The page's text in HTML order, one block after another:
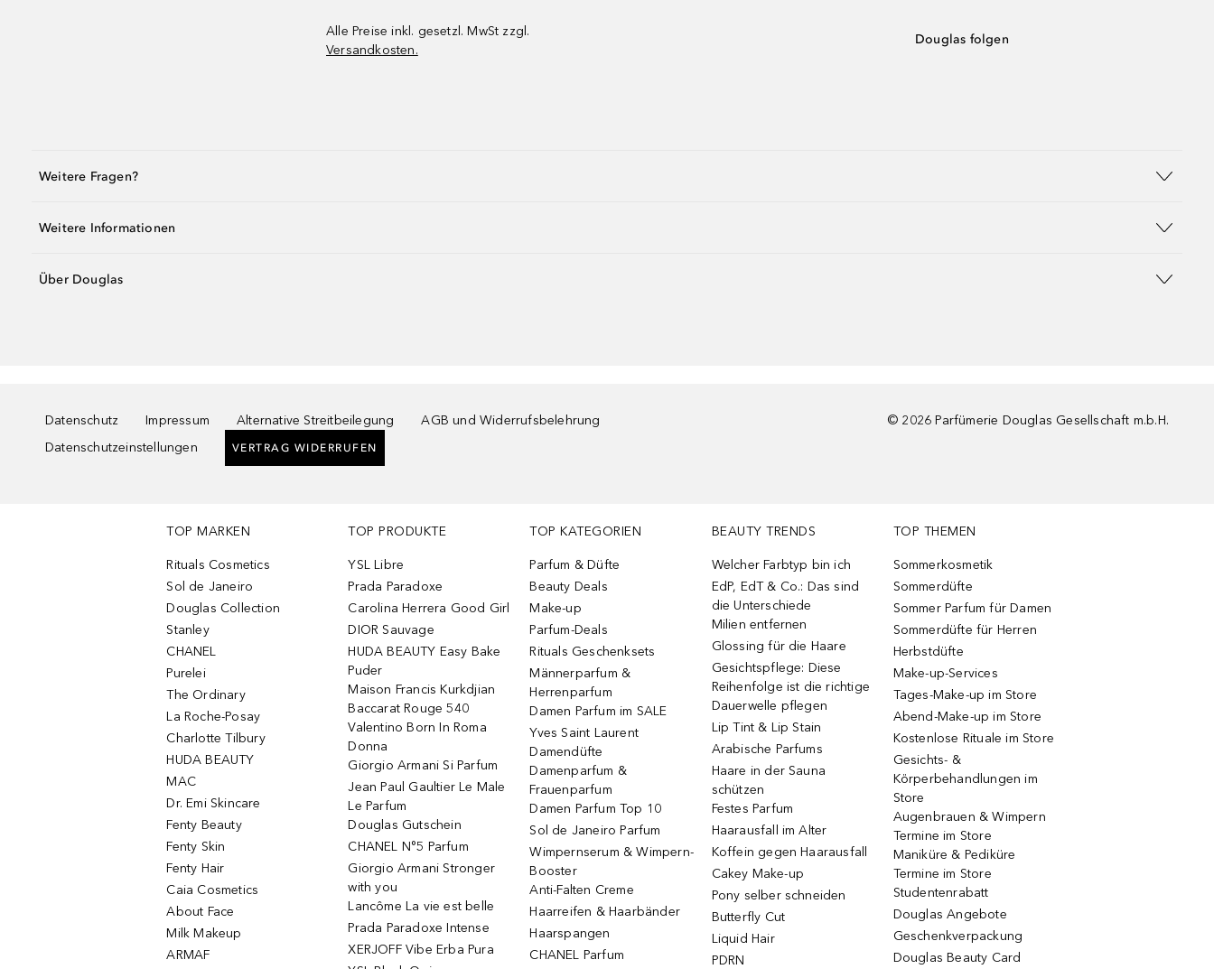
Alle Preise inkl. gesetzl. MwSt zzgl.
Versandkosten.
Douglas folgen
Weitere Fragen?
Weitere Informationen
Über Douglas
Datenschutz Impressum Alternative Streitbeilegung
AGB und Widerrufsbelehrung
Datenschutzeinstellungen
VERTRAG WIDERRUFEN
© 2026 Parfümerie Douglas Gesellschaft m.b.H.
TOP MARKEN
Rituals Cosmetics
Sol de Janeiro
Douglas Collection
Stanley
CHANEL
Purelei
The Ordinary
La Roche-Posay
Charlotte Tilbury
HUDA BEAUTY
MAC
Dr. Emi Skincare
Fenty Beauty
Fenty Skin
Fenty Hair
Caia Cosmetics
About Face
Milk Makeup
ARMAF
TOP PRODUKTE
YSL Libre
Prada Paradoxe
Carolina Herrera Good Girl
DIOR Sauvage
HUDA BEAUTY Easy Bake
Puder
Maison Francis Kurkdjian
Baccarat Rouge 540
Valentino Born In Roma
Donna
Giorgio Armani Si Parfum
Jean Paul Gaultier Le Male
Le Parfum
Douglas Gutschein
CHANEL N°5 Parfum
Giorgio Armani Stronger
with you
Lancôme La vie est belle
Prada Paradoxe Intense
XERJOFF Vibe Erba Pura
TOP KATEGORIEN
Parfum & Düfte
Beauty Deals
Make-up
Parfum-Deals
Rituals Geschenksets
Männerparfum &
Herrenparfum
Damen Parfum im SALE
Yves Saint Laurent
Damendüfte
Damenparfum &
Frauenparfum
Damen Parfum Top 10
Sol de Janeiro Parfum
Wimpernserum & Wimpern-
Booster
Anti-Falten Creme
Haarreifen & Haarbänder
Haarspangen
CHANEL Parfum
BEAUTY TRENDS
Welcher Farbtyp bin ich
EdP, EdT & Co.: Das sind
die Unterschiede
Milien entfernen
Glossing für die Haare
Gesichtspflege: Diese
Reihenfolge ist die richtige
Dauerwelle pflegen
Lip Tint & Lip Stain
Arabische Parfums
Haare in der Sauna
schützen
Festes Parfum
Haarausfall im Alter
Koffein gegen Haarausfall
Cakey Make-up
Pony selber schneiden
Butterfly Cut
Liquid Hair
PDRN
TOP THEMEN
Sommerkosmetik
Sommerdüfte
Sommer Parfum für Damen
Sommerdüfte für Herren
Herbstdüfte
Make-up-Services
Tages-Make-up im Store
Abend-Make-up im Store
Kostenlose Rituale im Store
Gesichts- &
Körperbehandlungen im
Store
Augenbrauen & Wimpern
Termine im Store
Maniküre & Pediküre
Termine im Store
Studentenrabatt
Douglas Angebote
Geschenkverpackung
Douglas Beauty Card